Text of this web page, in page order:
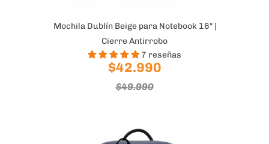
Mochila Dublín Beige para Notebook 16" |
Cierre Antirrobo
7 reseñas
$42.990
$49.990